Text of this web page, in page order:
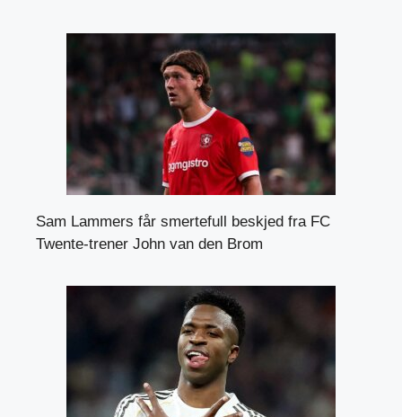
Sam Lammers får smertefull beskjed fra FC
Twente-trener John van den Brom